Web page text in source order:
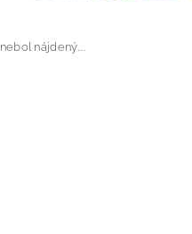
nebol nájdený....